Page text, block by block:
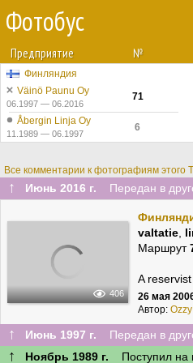
Фотобус
Предприятие №
Финляндия
Väinö Paunu Oy
06.1997 — 06.2016
71
Åbergin Linja Oy
11.1989 — 06.1997
6
Все комментарии к фотографиям этого
↑ Июнь 2016 г. Передан в
406
valtatie,
Маршрут
A
26 мая
Автор: Ozzy
↑ Июнь 1997 г. Передан в
↑ Ноябрь 1989 г. Поступил на